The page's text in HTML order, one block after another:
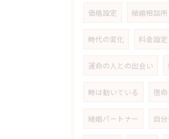
価格設定 結婚相談所
時代の変化 料金設定
運命の人との出会い
時は動いている 宿
結婚パートナー 自